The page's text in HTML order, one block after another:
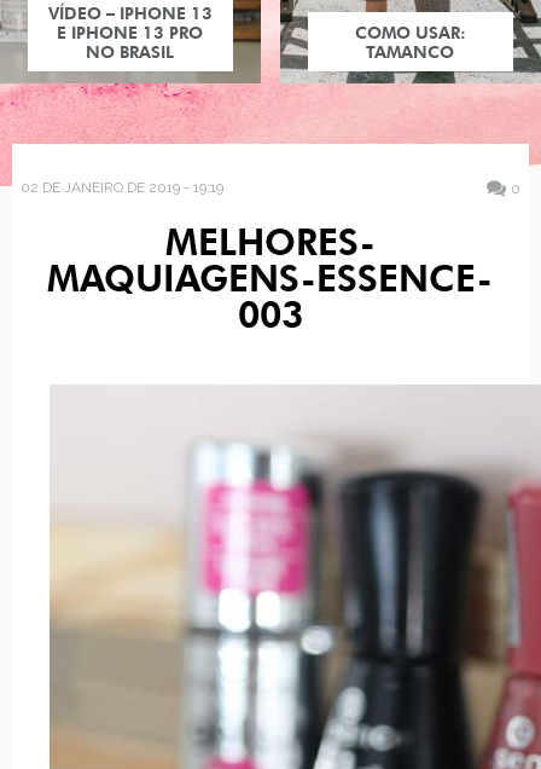
VÍDEO – IPHONE 13
E IPHONE 13 PRO
NO BRASIL
COMO USAR:
TAMANCO
02 DE JANEIRO DE 2019 - 19:19 0
MELHORES-
MAQUIAGENS-ESSENCE-
003